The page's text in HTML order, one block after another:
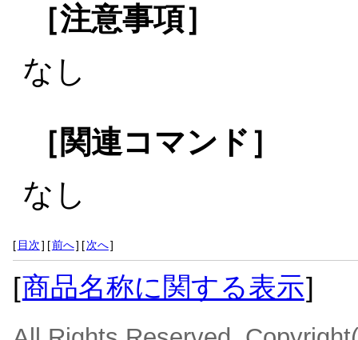
［注意事項］
なし
［関連コマンド］
なし
[ 目次] [前へ] [次へ]
[商品名称に関する表示]